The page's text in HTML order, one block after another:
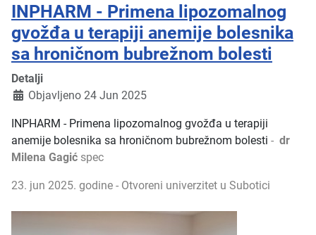
INPHARM - Primena lipozomalnog
gvožđa u terapiji anemije bolesnika
sa hroničnom bubrežnom bolesti
Detalji
Objavljeno 24 Jun 2025
INPHARM - Primena lipozomalnog gvožđa u terapiji
anemije bolesnika sa hroničnom bubrežnom bolesti - dr
Milena Gagić spec
23. jun 2025. godine - Otvoreni univerzitet u Subotici